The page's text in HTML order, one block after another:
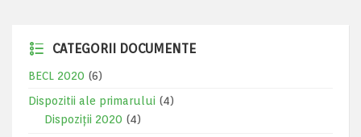
CATEGORII DOCUMENTE
BECL 2020 (6)
Dispozitii ale primarului (4)
Dispoziții 2020 (4)